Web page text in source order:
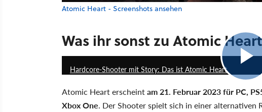
Atomic Heart - Screenshots ansehen
Was ihr sonst zu Atomic
Hardcore-Shooter mit Story: Das ist Atomic Heart
Atomic Heart erscheintam 21. Februar 2023 für PC,
Xbox One. Der Shooter spielt sich in einer alternativen